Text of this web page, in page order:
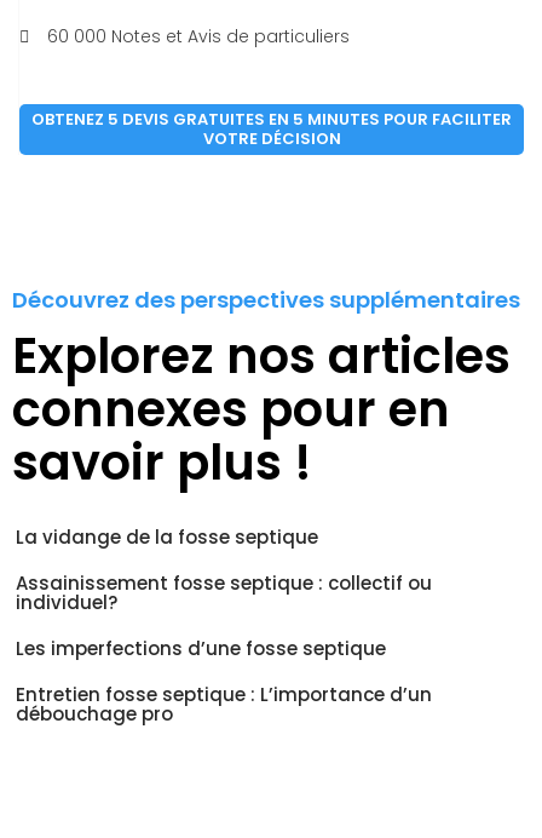
60 000 Notes et Avis de particuliers
OBTENEZ 5 DEVIS GRATUITES EN 5 MINUTES POUR FACILITER
VOTRE DÉCISION
Découvrez des perspectives supplémentaires
Explorez nos articles
connexes pour en
savoir plus !
La vidange de la fosse septique
Assainissement fosse septique : collectif ou
individuel?
Les imperfections d’une fosse septique
Entretien fosse septique : L’importance d’un
débouchage pro